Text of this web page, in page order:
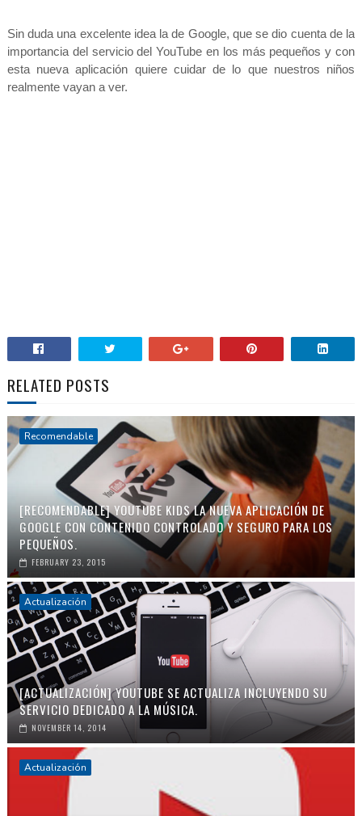
Sin duda una excelente idea la de Google, que se dio cuenta de la
importancia del servicio del YouTube en los más pequeños y con
esta nueva aplicación quiere cuidar de lo que nuestros niños
realmente vayan a ver.
RELATED POSTS
Recomendable
[RECOMENDABLE] YOUTUBE KIDS LA NUEVA APLICACIÓN DE
GOOGLE CON CONTENIDO CONTROLADO Y SEGURO PARA LOS
PEQUEÑOS.
FEBRUARY 23, 2015
Actualización
[ACTUALIZACIÓN] YOUTUBE SE ACTUALIZA INCLUYENDO SU
SERVICIO DEDICADO A LA MÚSICA.
NOVEMBER 14, 2014
Actualización